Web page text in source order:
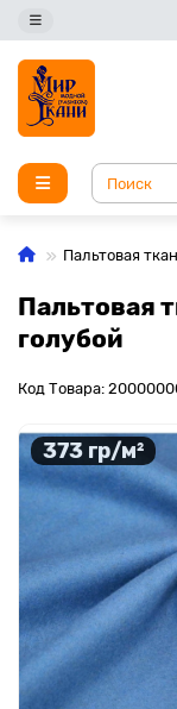
Пальтовая
Пальтовая
голубой
Код Товара:
373 гр/м²